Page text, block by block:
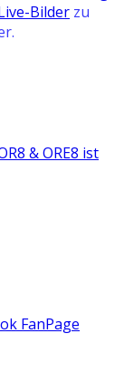
Bilder zu
& ORE8 ist
FanPage